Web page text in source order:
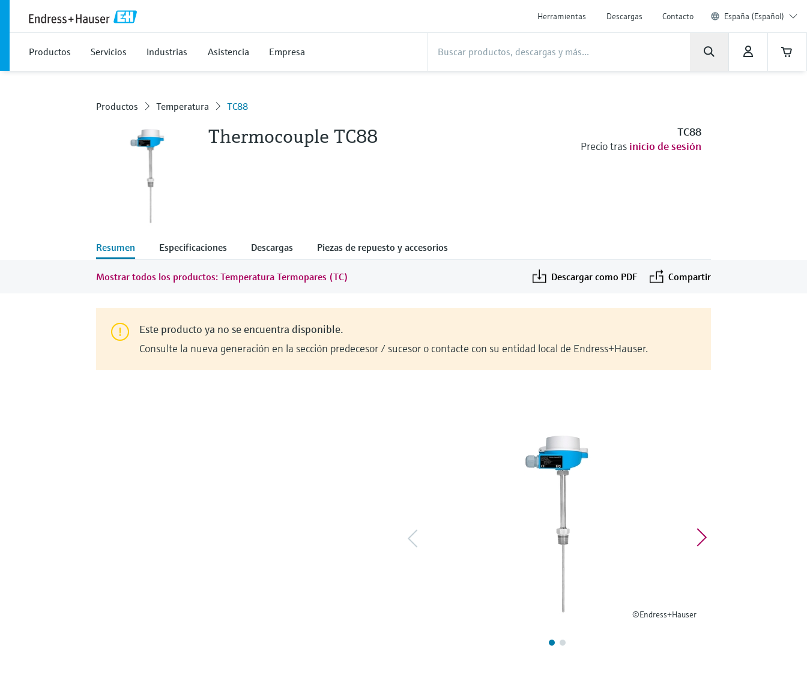
Herramientas Descargas Contacto España (Español)
Productos Servicios Industrias Asistencia Empresa
Productos Temperatura TC88
Thermocouple TC88
TC88
Precio tras inicio de sesión
Resumen Especificaciones Descargas Piezas de repuesto y accesorios
Mostrar todos los productos: Temperatura Termopares (TC) Descargar como PDF Compartir
Este producto ya no se encuentra disponible.
Consulte la nueva generación en la sección predecesor / sucesor o contacte con su entidad local de Endress+Hauser.
©Endress+Hauser